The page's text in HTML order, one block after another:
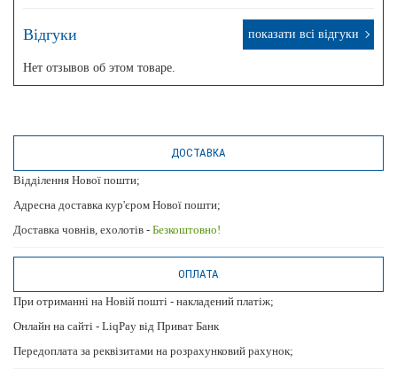
Відгуки показати всі відгуки
Нет отзывов об этом товаре.
ДОСТАВКА
Відділення Нової пошти;
Адресна доставка кур'єром Нової пошти;
Доставка човнів, ехолотів - Безкоштовно!
ОПЛАТА
При отриманні на Новій пошті - накладений платіж;
Онлайн на сайті - LiqPay від Приват Банк
Передоплата за реквізитами на розрахунковий рахунок;